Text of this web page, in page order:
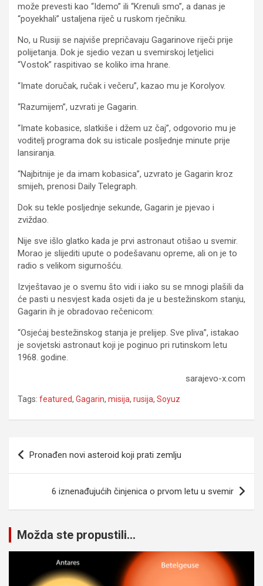
može prevesti kao “Idemo” ili “Krenuli smo”, a danas je
“poyekhali” ustaljena riječ u ruskom rječniku.
No, u Rusiji se najviše prepričavaju Gagarinove riječi prije
polijetanja. Dok je sjedio vezan u svemirskoj letjelici
“Vostok” raspitivao se koliko ima hrane.
“Imate doručak, ručak i večeru”, kazao mu je Korolyov.
“Razumijem”, uzvrati je Gagarin.
“Imate kobasice, slatkiše i džem uz čaj”, odgovorio mu je
voditelj programa dok su isticale posljednje minute prije
lansiranja.
“Najbitnije je da imam kobasica”, uzvrato je Gagarin kroz
smijeh, prenosi Daily Telegraph.
Dok su tekle posljednje sekunde, Gagarin je pjevao i
zviždao.
Nije sve išlo glatko kada je prvi astronaut otišao u svemir.
Morao je slijediti upute o podešavanu opreme, ali on je to
radio s velikom sigurnošću.
Izvještavao je o svemu što vidi i iako su se mnogi plašili da
će pasti u nesvjest kada osjeti da je u bestežinskom stanju,
Gagarin ih je obradovao rečenicom:
“Osjećaj bestežinskog stanja je prelijep. Sve pliva”, istakao
je sovjetski astronaut koji je poginuo pri rutinskom letu
1968. godine.
sarajevo-x.com
Tags: featured, Gagarin, misija, rusija, Soyuz
Navigacija
članaka
Pronađen novi asteroid koji prati zemlju
6 iznenađujućih činjenica o prvom letu u svemir
Možda ste propustili...